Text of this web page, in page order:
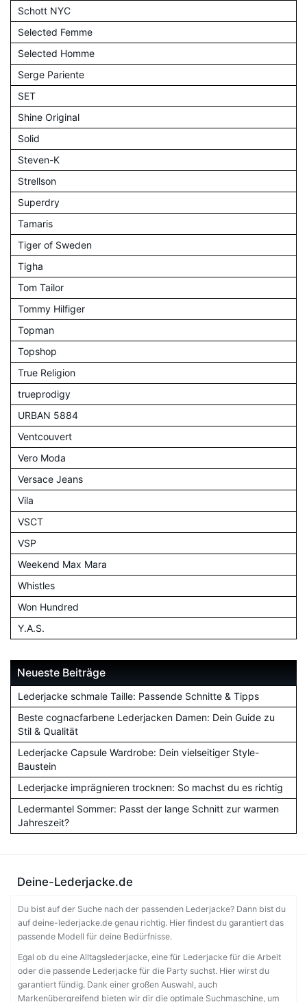
Schott NYC
Selected Femme
Selected Homme
Serge Pariente
SET
Shine Original
Solid
Steven-K
Strellson
Superdry
Tamaris
Tiger of Sweden
Tigha
Tom Tailor
Tommy Hilfiger
Topman
Topshop
True Religion
trueprodigy
URBAN 5884
Ventcouvert
Vero Moda
Versace Jeans
Vila
VSCT
VSP
Weekend Max Mara
Whistles
Won Hundred
Y.A.S.
Neueste Beiträge
Lederjacke schmale Taille: Passende Schnitte & Tipps
Beste cognacfarbene Lederjacken Damen: Dein Guide zu
Stil & Qualität
Lederjacke Capsule Wardrobe: Dein vielseitiger Style-
Baustein
Lederjacke imprägnieren trocknen: So machst du es richtig
Ledermantel Sommer: Passt der lange Schnitt zur warmen
Jahreszeit?
Deine-Lederjacke.de
Du bist auf der Suche nach der passenden Lederjacke? Dann bist du
auf deine-lederjacke.de genau richtig. Hier findest du garantiert das
passende Modell für deine Bedürfnisse.
Egal ob du eine Alltagslederjacke, eine für Lederjacke für die Arbeit
oder die passende Lederjacke für die Party suchst. Hier wirst du
garantiert fündig. Dank einer großen Auswahl, auch
Markenübergreifend bieten wir dir die optimale Suchmaschine, um